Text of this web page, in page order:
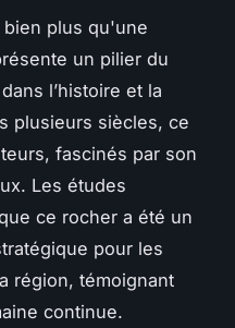
bien plus qu'une
un pilier du
l’histoire et la
plusieurs siècles, ce
fascinés par son
Les études
ce rocher a été un
pour les
région, témoignant
continue.